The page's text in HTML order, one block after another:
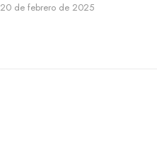
20 de febrero de 2025